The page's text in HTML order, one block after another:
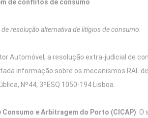
de conflitos de consumo
resolução alternativa de litígios de consumo.
Automóvel, a resolução extra-judicial de
informação sobre os mecanismos RAL
Nº44, 3ºESQ 1050-194 Lisboa.
e Arbitragem do Porto (CICAP) O